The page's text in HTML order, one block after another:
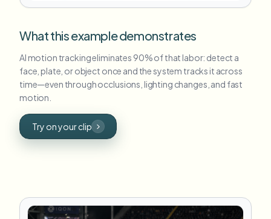
What this example demonstrates
AI motion tracking eliminates 90% of that labor: detect a
face, plate, or object once and the system tracks it across
time—even through occlusions, lighting changes, and fast
motion.
Try on your clip